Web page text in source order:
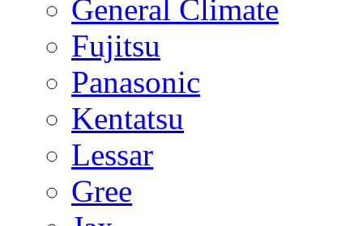
General Climate
Fujitsu
Panasonic
Kentatsu
Lessar
Gree